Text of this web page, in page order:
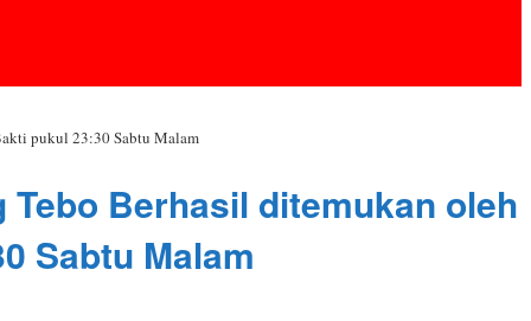
pukul 23:30 Sabtu Malam
Berhasil ditemukan oleh
Sabtu Malam